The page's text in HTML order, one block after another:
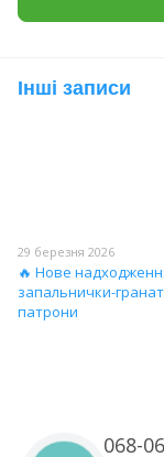
Інші записи
29 березня 2026
🔥 Нове
запальнички-
патрони
068-